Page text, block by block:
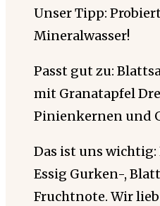
Unser Tipp:
Mineralwasser!
Passt gut zu:
mit Granatapfel
Pinienkernen und
Das ist uns
Essig Gurken-,
Fruchtnote. Wir